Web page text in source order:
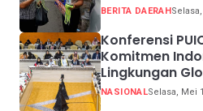
Pelanggar
BERITA DAERAH
Konferensi
Komitmen
Lingkungan
NASIONALSelasa, Mei